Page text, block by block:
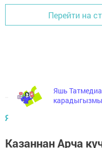
Перейти на
ЯҢАЛЫКЛАР
Казаннан Арча
Яшь
карадыгызмы